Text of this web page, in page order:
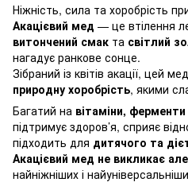
Ніжність, сила та хоробрість
Акацієвий мед — це втілення
витончений смак та світлий
нагадує ранкове сонце.
Зібраний із квітів акації, цей
природну хоробрість, якими
Багатий на вітаміни,
підтримує здоров’я, сприяє
підходить для дитячого та
Акацієвий мед не викликає
найніжніших і